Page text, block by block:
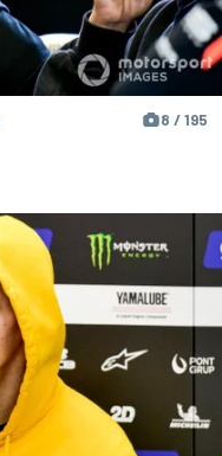
8 / 195